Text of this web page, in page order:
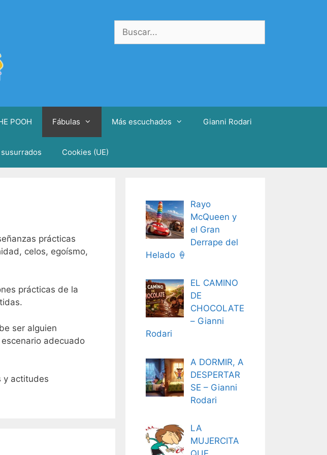
Buscar:
POOH Fábulas Más escuchados Gianni Rodari
Cookies (UE)
prácticas
celos, egoísmo,
prácticas de la
ser alguien
adecuado
y actitudes
Rayo
McQueen y
el Gran
Derrape del
Helado 🍦
EL CAMINO
DE
CHOCOLATE
– Gianni
Rodari
A DORMIR, A
DESPERTAR
SE – Gianni
Rodari
LA
MUJERCITA